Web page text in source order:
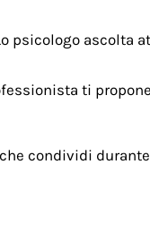
ascolta
ti
condividi